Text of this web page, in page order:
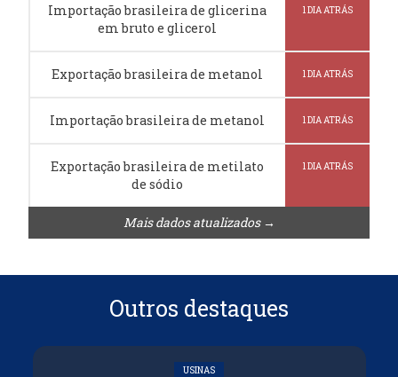
Importação brasileira de glicerina
em bruto e glicerol
1 DIA ATRÁS
Exportação brasileira de metanol 1 DIA ATRÁS
Importação brasileira de metanol 1 DIA ATRÁS
Exportação brasileira de metilato
de sódio
1 DIA ATRÁS
Mais dados atualizados →
Outros destaques
USINAS